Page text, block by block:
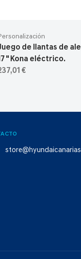
de llantas de
" Kona eléctrico.
€